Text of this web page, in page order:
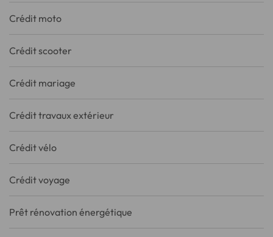
Crédit moto
Crédit scooter
Crédit mariage
Crédit travaux extérieur
Crédit vélo
Crédit voyage
Prêt rénovation énergétique